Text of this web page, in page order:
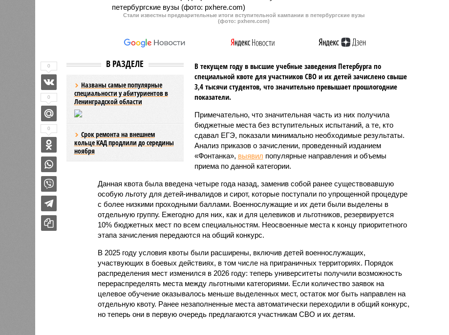
Стали известны предварительные итоги вступительной кампании в петербургские вузы
(фото: pxhere.com)
В РАЗДЕЛЕ
Названы самые популярные
специальности у абитуриентов в
Ленинградской области
Срок ремонта на внешнем
кольце КАД продлили до середины
ноября
В текущем году в высшие учебные заведения Петербурга по
специальной квоте для участников СВО и их детей зачислено свыше
3,4 тысячи студентов, что значительно превышает прошлогодние
показатели.
Примечательно, что значительная часть из них получила
бюджетные места без вступительных испытаний, а те, кто
сдавал ЕГЭ, показали минимально необходимые результаты.
Анализ приказов о зачислении, проведенный изданием
«Фонтанка», выявил популярные направления и объемы
приема по данной категории.
Данная квота была введена четыре года назад, заменив собой ранее существовавшую
особую льготу для детей-инвалидов и сирот, которые поступали по упрощенной процедуре
с более низкими проходными баллами. Военнослужащие и их дети были выделены в
отдельную группу. Ежегодно для них, как и для целевиков и льготников, резервируется
10% бюджетных мест по всем специальностям. Неосвоенные места к концу приоритетного
этапа зачисления передаются на общий конкурс.
В 2025 году условия квоты были расширены, включив детей военнослужащих,
участвующих в боевых действиях, в том числе на приграничных территориях. Порядок
распределения мест изменился в 2026 году: теперь университеты получили возможность
перераспределять места между льготными категориями. Если количество заявок на
целевое обучение оказывалось меньше выделенных мест, остаток мог быть направлен на
отдельную квоту. Ранее незаполненные места автоматически переходили в общий конкурс,
но теперь они в первую очередь предлагаются участникам СВО и их детям.
0
0
0